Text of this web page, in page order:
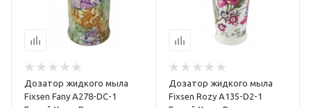
Дозатор жидкого мыла
Fixsen Fany A278-DC-1
Дозатор жидкого мыла
Fixsen Rozy A135-D2-1